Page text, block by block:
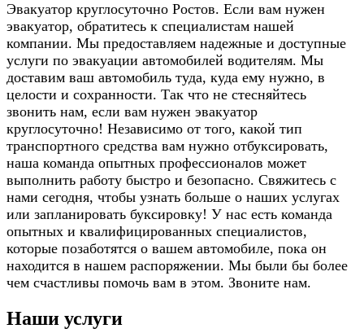
Эвакуатор круглосуточно Ростов. Если вам нужен
эвакуатор, обратитесь к специалистам нашей
компании. Мы предоставляем надежные и доступные
услуги по эвакуации автомобилей водителям. Мы
доставим ваш автомобиль туда, куда ему нужно, в
целости и сохранности. Так что не стесняйтесь
звонить нам, если вам нужен эвакуатор
круглосуточно! Независимо от того, какой тип
транспортного средства вам нужно отбуксировать,
наша команда опытных профессионалов может
выполнить работу быстро и безопасно. Свяжитесь с
нами сегодня, чтобы узнать больше о наших услугах
или запланировать буксировку! У нас есть команда
опытных и квалифицированных специалистов,
которые позаботятся о вашем автомобиле, пока он
находится в нашем распоряжении. Мы были бы более
чем счастливы помочь вам в этом. Звоните нам.
Наши услуги